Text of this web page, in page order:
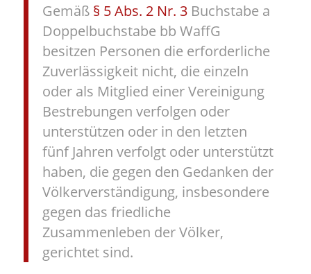
Gemäß § 5 Abs. 2 Nr. 3Buchstabe a
Doppelbuchstabe bb WaffG
besitzen Personen die erforderliche
Zuverlässigkeit nicht, die einzeln
oder als Mitglied einer Vereinigung
Bestrebungen verfolgen oder
unterstützen oder in den letzten
fünf Jahren verfolgt oder unterstützt
haben, die gegen den Gedanken der
Völkerverständigung, insbesondere
gegen das friedliche
Zusammenleben der Völker,
gerichtet sind.